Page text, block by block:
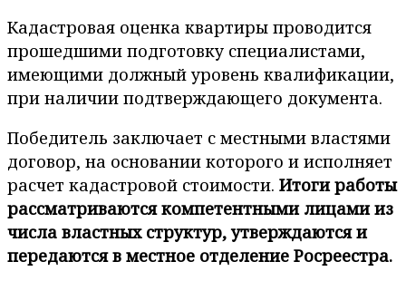
Кадастровая оценка квартиры проводится
прошедшими подготовку специалистами,
имеющими должный уровень квалификации,
при наличии подтверждающего документа.
Победитель заключает с местными властями
договор, на основании которого и исполняет
расчет кадастровой стоимости. Итоги работы
рассматриваются компетентными лицами из
числа властных структур, утверждаются и
передаются в местное отделение Росреестра.